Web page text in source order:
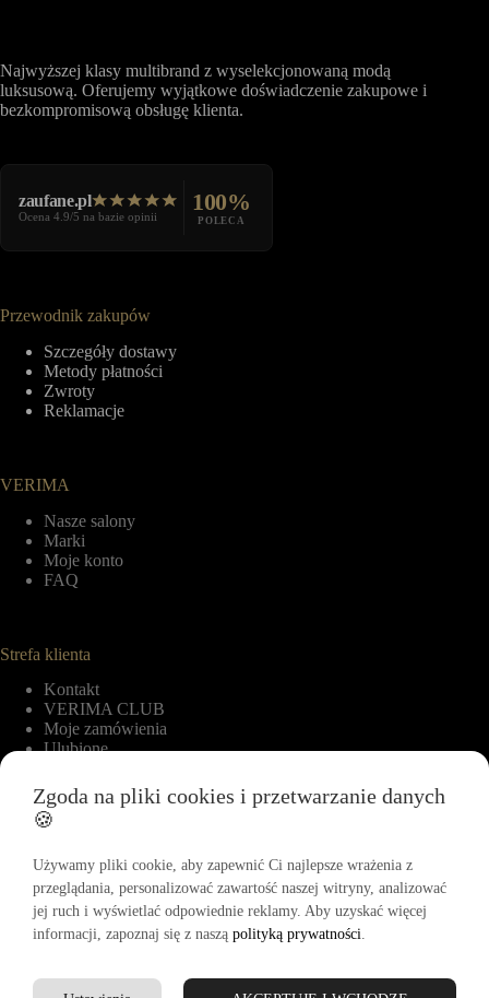
Najwyższej klasy multibrand z wyselekcjonowaną modą
luksusową. Oferujemy wyjątkowe doświadczenie zakupowe i
bezkompromisową obsługę klienta.
zaufane.pl
Ocena 4.9/5 na bazie opinii
100%
POLECA
Przewodnik zakupów
Szczegóły dostawy
Metody płatności
Zwroty
Reklamacje
VERIMA
Nasze salony
Marki
Moje konto
FAQ
Strefa klienta
Kontakt
VERIMA CLUB
Moje zamówienia
Ulubione
Informacje
Regulamin
Polityka zwrotów
Polityka cookies
Polityka prywatności
Regulamin Akcji Promocyjnej „-15% na pierwszy zakup”
Zgoda na pliki cookies i przetwarzanie danych
🍪
Używamy pliki cookie, aby zapewnić Ci najlepsze wrażenia z
przeglądania, personalizować zawartość naszej witryny, analizować
jej ruch i wyświetlać odpowiednie reklamy. Aby uzyskać więcej
informacji, zapoznaj się z naszą polityką prywatności.